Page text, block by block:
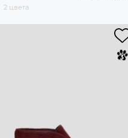
2 цвета